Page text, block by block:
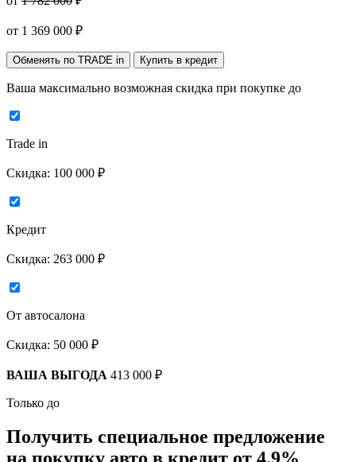
от 1 369 000 ₽
Обменять по TRADE in Купить в кредит
Ваша максимально возможная скидка при покупке до
Trade in
Скидка: 100 000 ₽
Кредит
Скидка: 263 000 ₽
От автосалона
Скидка: 50 000 ₽
ВАША ВЫГОДА 413 000 ₽
Только до
Получить специальное предложение